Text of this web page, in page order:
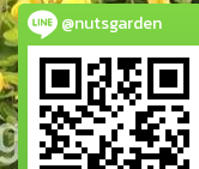
@nutsgarden